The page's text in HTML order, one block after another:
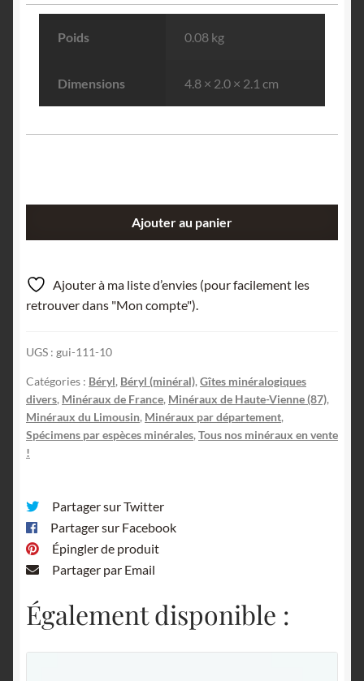
Poids 0.08 kg
Dimensions 4.8 × 2.0 × 2.1 cm
(lot
de
4),
Vilatte,
Chanteloube,
Ambazac,
Haute-
Vienne.
Ajouter au panier
Ajouter à ma liste d’envies (pour facilement les
retrouver dans "Mon compte").
UGS : gui-111-10
Catégories : Béryl, Béryl (minéral), Gîtes minéralogiques
divers, Minéraux de France, Minéraux de Haute-Vienne (87),
Minéraux du Limousin, Minéraux par département,
Spécimens par espèces minérales, Tous nos minéraux en vente
!
Partager sur Twitter
Partager sur Facebook
Épingler de produit
Partager par Email
Également disponible :